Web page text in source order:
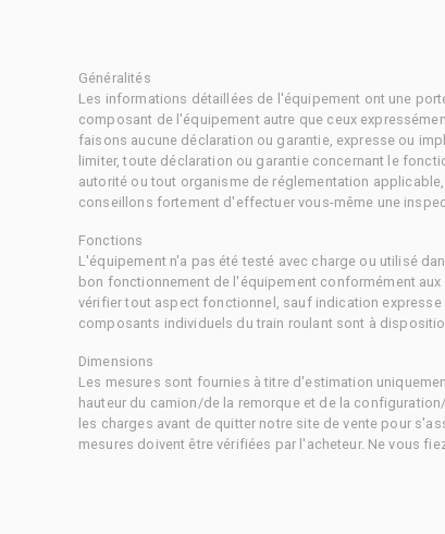
Généralités
Les informations détaillées de l'équipement ont une
composant de l'équipement autre que ceux
faisons aucune déclaration ou garantie, expresse ou
limiter, toute déclaration ou garantie concernant le
autorité ou tout organisme de réglementation
conseillons fortement d'effectuer vous-même une
Fonctions
L'équipement n'a pas été testé avec charge ou utilisé
bon fonctionnement de l'équipement conformément
vérifier tout aspect fonctionnel, sauf indication
composants individuels du train roulant sont à
Dimensions
Les mesures sont fournies à titre d'estimation
hauteur du camion/de la remorque et de la
les charges avant de quitter notre site de vente pour
mesures doivent être vérifiées par l'acheteur. Ne vous